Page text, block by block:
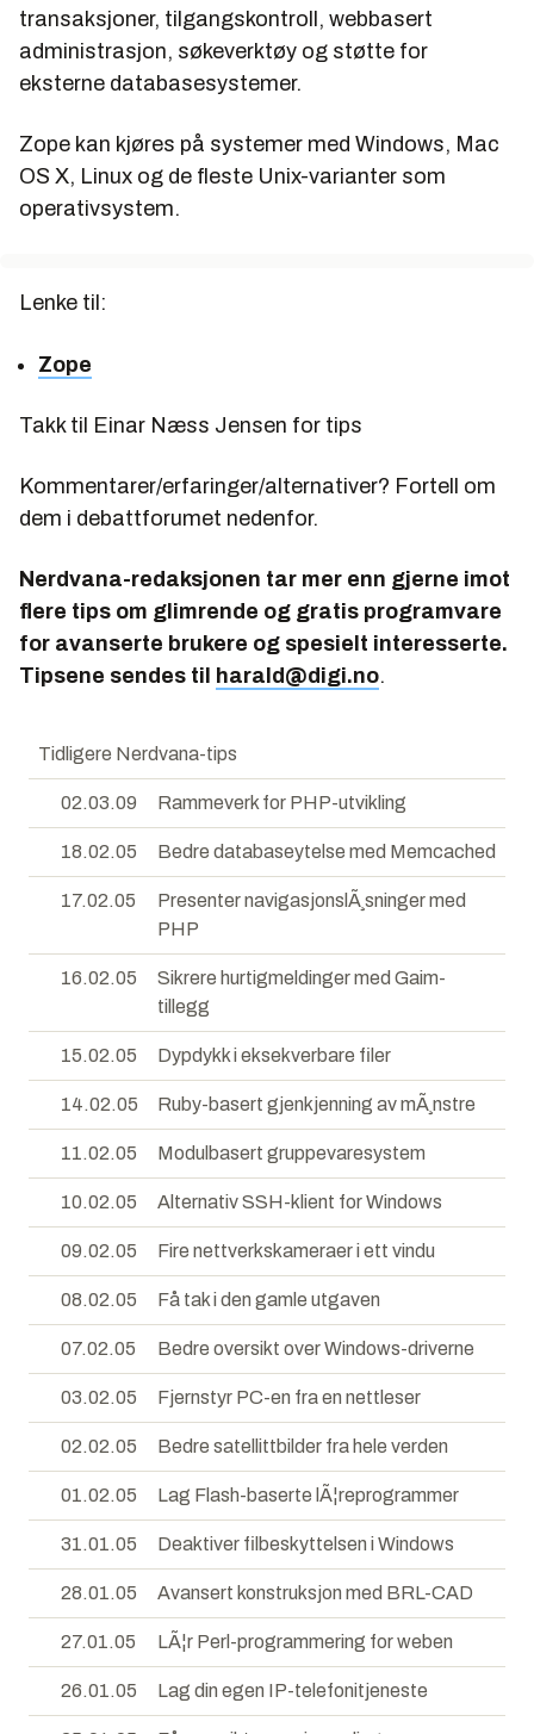
transaksjoner, tilgangskontroll, webbasert
administrasjon, søkeverktøy og støtte for
eksterne databasesystemer.
Zope kan kjøres på systemer med Windows, Mac
OS X, Linux og de fleste Unix-varianter som
operativsystem.
Lenke til:
Zope
Takk til Einar Næss Jensen for tips
Kommentarer/erfaringer/alternativer? Fortell om
dem i debattforumet nedenfor.
Nerdvana-redaksjonen tar mer enn gjerne imot
flere tips om glimrende og gratis programvare
for avanserte brukere og spesielt interesserte.
Tipsene sendes til
harald@digi.no.
Tidligere Nerdvana-tips
02.03.09 Rammeverk for PHP-utvikling
18.02.05 Bedre databaseytelse med Memcached
17.02.05
Presenter navigasjonslÃ¸sninger med
PHP
16.02.05
Sikrere hurtigmeldinger med Gaim-
tillegg
15.02.05 Dypdykk i eksekverbare filer
14.02.05 Ruby-basert gjenkjenning av mÃ¸nstre
11.02.05 Modulbasert gruppevaresystem
10.02.05 Alternativ SSH-klient for Windows
09.02.05 Fire nettverkskameraer i ett vindu
08.02.05 Få tak i den gamle utgaven
07.02.05 Bedre oversikt over Windows-driverne
03.02.05 Fjernstyr PC-en fra en nettleser
02.02.05 Bedre satellittbilder fra hele verden
01.02.05 Lag Flash-baserte lÃ¦reprogrammer
31.01.05 Deaktiver filbeskyttelsen i Windows
28.01.05 Avansert konstruksjon med BRL-CAD
27.01.05 LÃ¦r Perl-programmering for weben
26.01.05 Lag din egen IP-telefonitjeneste